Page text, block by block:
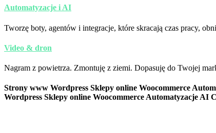
Automatyzacje i AI
Tworzę boty, agentów i integracje, które skracają czas pracy,
Video & dron
Nagram z powietrza. Zmontuję z ziemi. Dopasuję do Twojej
Strony www Wordpress Sklepy online Woocommerce
Wordpress Sklepy online WoocommerceAutomatyzacje AI